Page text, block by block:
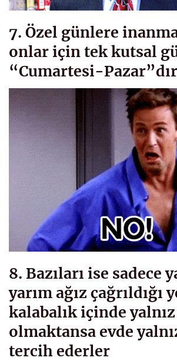
7. Özel günlere
onlar için tek kutsal
“Cumartesi-Pazar”dır
8. Bazıları ise sadece
yarım ağız çağrıldığı
kalabalık içinde yalnız
olmaktansa evde
tercih ederler